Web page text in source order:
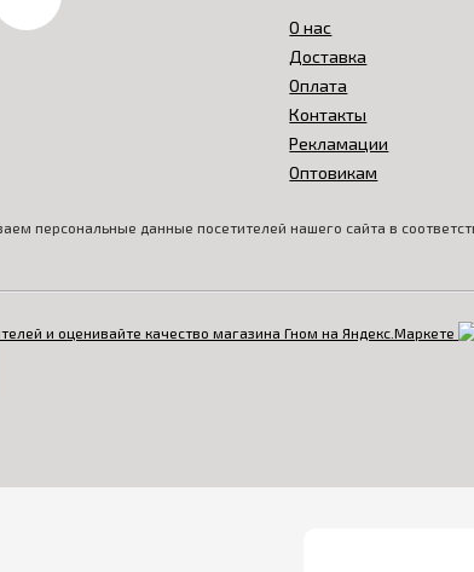
О нас
Доставка
Оплата
Контакты
Рекламации
Оптовикам
персональные данные посетителей нашего сайта в